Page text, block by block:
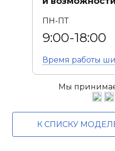
коэффициентом
резиновой смеси,
экстремально низких
ПН-ПТ
9:00-18:00
Время работы
Мы
К СПИСКУ